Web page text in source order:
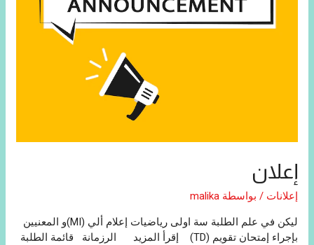
إعلان
إعلانات / بواسطة malika
ليكن في علم الطلبة سة اولى رياضيات إعلام ألي (MI)و المعنيين
بإجراء إمتحان تقويم (TD) إقرأ المزيد الرزمانة قائمة الطلبة